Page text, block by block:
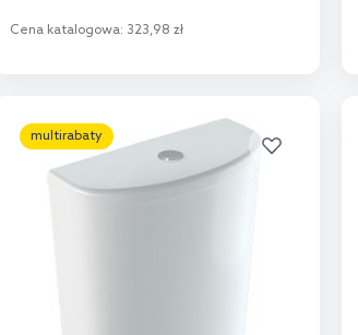
Cena katalogowa: 323,98 zł
Dodaj do porównania
multirabaty